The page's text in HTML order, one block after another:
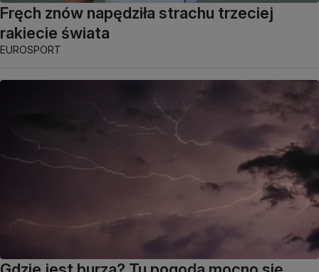
Fręch znów napędziła strachu trzeciej
rakiecie świata
EUROSPORT